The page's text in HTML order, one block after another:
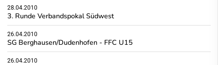
28.04.2010
3. Runde Verbandspokal Südwest
26.04.2010
SG Berghausen/Dudenhofen - FFC U15
26.04.2010